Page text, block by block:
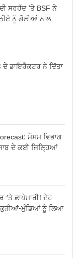
ਸਰਹੱਦ ‘ਤੇ BSF ਨੇ
ਨੂੰ ਗੋਲੀਆਂ ਨਾਲ
ਦੇ ਡਾਇਰੈਕਟਰ ਨੇ ਦਿੱਤਾ
ਮੌਸਮ ਵਿਭਾਗ
ਦੇ ਕਈ ਜ਼ਿਲ੍ਹਿਆਂ
‘ਤੇ ਛਾਪੇਮਾਰੀ! ਦੇਹ
ਕੁੜੀਆਂ-ਮੁੰਡਿਆਂ ਨੂੰ ਲਿਆ